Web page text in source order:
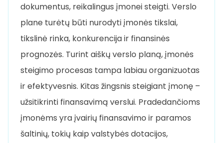
dokumentus, reikalingus įmonei steigti. Verslo
plane turėtų būti nurodyti įmonės tikslai,
tikslinė rinka, konkurencija ir finansinės
prognozės. Turint aiškų verslo planą, įmonės
steigimo procesas tampa labiau organizuotas
ir efektyvesnis. Kitas žingsnis steigiant įmonę –
užsitikrinti finansavimą verslui. Pradedančioms
įmonėms yra įvairių finansavimo ir paramos
šaltinių, tokių kaip valstybės dotacijos,